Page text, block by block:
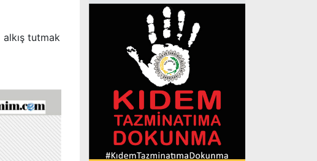
alkış tutmak